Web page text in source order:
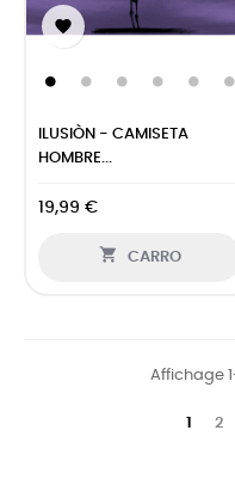

ILUSIÒN - CAMISETA
HOMBRE...
19,99 €
 CARRO
Affichage
1 2